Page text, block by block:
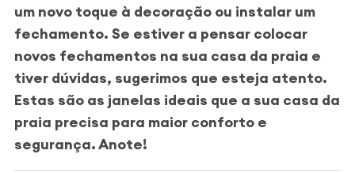
um novo toque à decoração ou instalar um
fechamento. Se estiver a pensar colocar
novos fechamentos na sua casa da praia e
tiver dúvidas, sugerimos que esteja atento.
Estas são as janelas ideais que a sua casa da
praia precisa para maior conforto e
segurança. Anote!